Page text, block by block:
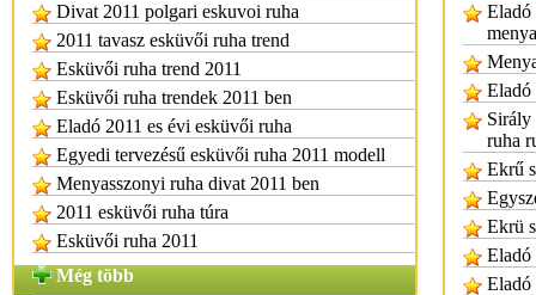
Divat 2011 polgari eskuvoi ruha
2011 tavasz esküvői ruha trend
Esküvői ruha trend 2011
Esküvői ruha trendek 2011 ben
Eladó 2011 es évi esküvői ruha
Egyedi tervezésű esküvői ruha 2011 modell
Menyasszonyi ruha divat 2011 ben
2011 esküvői ruha túra
Esküvői ruha 2011
Még több
Eladó
Eladó
Sirály
ruha
Ekrű
Ekrü
Eladó
Eladó